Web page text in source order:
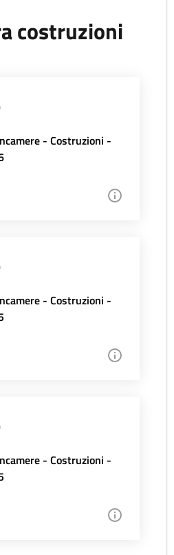
costruzioni
- Costruzioni -
- Costruzioni -
- Costruzioni -